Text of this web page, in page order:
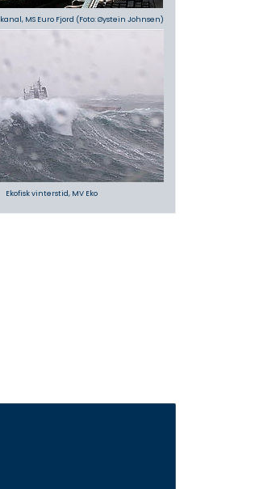
MS Euro Fjord (Foto: Øystein Johnsen)
Ekofisk vinterstid, MV Eko